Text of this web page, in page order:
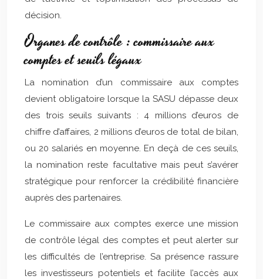
décision.
Organes de contrôle : commissaire aux
comptes et seuils légaux
La nomination d’un commissaire aux comptes
devient obligatoire lorsque la SASU dépasse deux
des trois seuils suivants : 4 millions d’euros de
chiffre d’affaires, 2 millions d’euros de total de bilan,
ou 20 salariés en moyenne. En deçà de ces seuils,
la nomination reste facultative mais peut s’avérer
stratégique pour renforcer la crédibilité financière
auprès des partenaires.
Le commissaire aux comptes exerce une mission
de contrôle légal des comptes et peut alerter sur
les difficultés de l’entreprise. Sa présence rassure
les investisseurs potentiels et facilite l’accès aux